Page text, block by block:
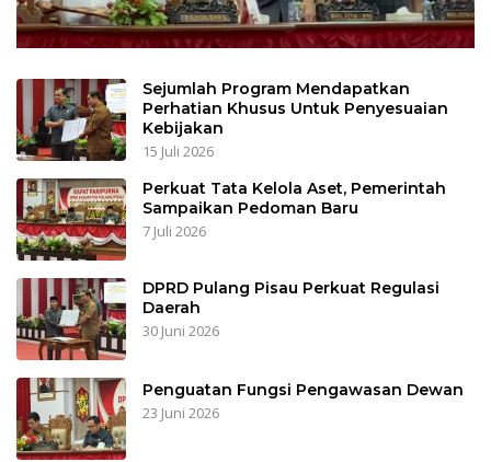
Sejumlah Program Mendapatkan
Perhatian Khusus Untuk Penyesuaian
Kebijakan
15 Juli 2026
Perkuat Tata Kelola Aset, Pemerintah
Sampaikan Pedoman Baru
7 Juli 2026
DPRD Pulang Pisau Perkuat Regulasi
Daerah
30 Juni 2026
Penguatan Fungsi Pengawasan Dewan
23 Juni 2026